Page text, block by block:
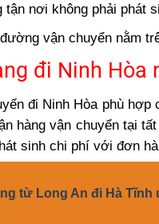
nơi không phải phát
vận chuyển nằm
đi Ninh Hòa
đi Ninh Hòa phù
hàng vận chuyển tại
sinh chi phí với đơn
từ Long An đi Hà Tĩnh